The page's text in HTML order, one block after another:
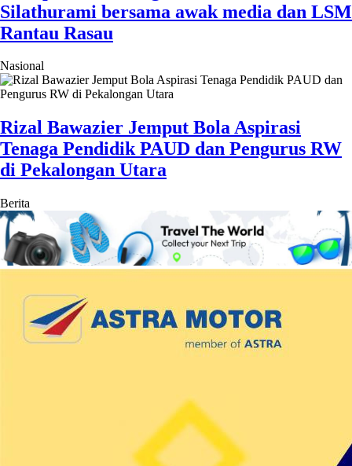
Silathurami bersama awak media dan LSM
Rantau Rasau
Nasional
Rizal Bawazier Jemput Bola Aspirasi
Tenaga Pendidik PAUD dan Pengurus RW
di Pekalongan Utara
Berita